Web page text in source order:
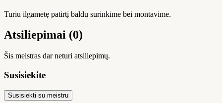
Turiu ilgametę patirtį baldų surinkime bei montavime.
Atsiliepimai (0)
Šis meistras dar neturi atsiliepimų.
Susisiekite
Susisiekti su meistru